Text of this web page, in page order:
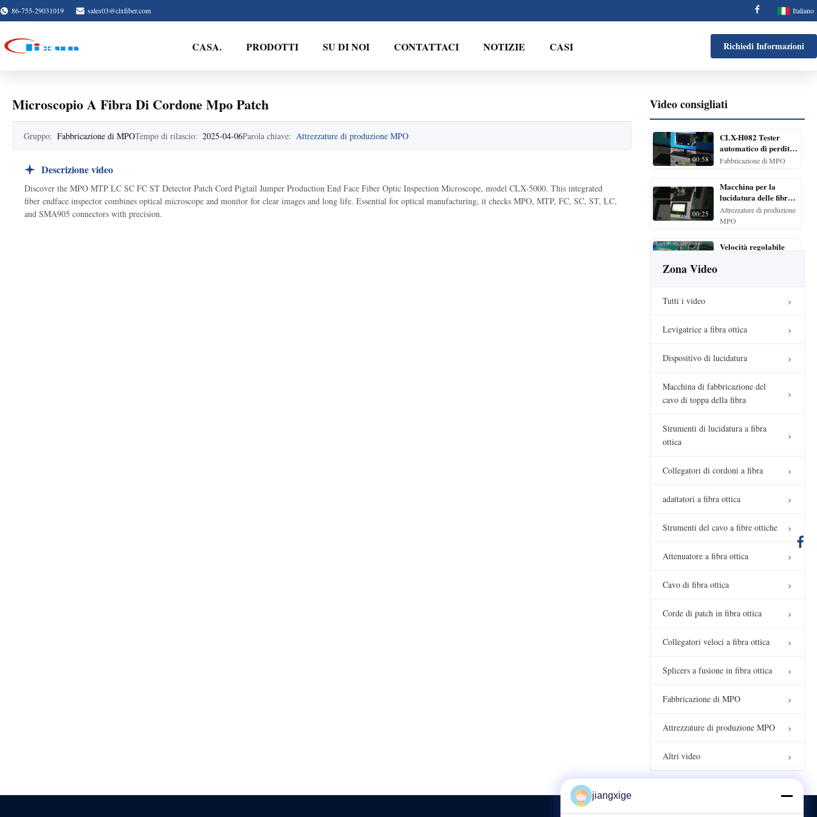
86-755-29031019 sales03@clxfiber.com Italiano
CASA. PRODOTTI SU DI NOI CONTATTACI NOTIZIE CASI Richiedi Informazioni
Microscopio A Fibra Di Cordone Mpo Patch
Gruppo: Fabbricazione di MPOTempo di rilascio: 2025-04-06Parola chiave: Attrezzature di produzione MPO
Descrizione video
Discover the MPO MTP LC SC FC ST Detector Patch Cord Pigtail Jumper Production End Face Fiber Optic Inspection Microscope, model CLX-5000. This integrated
fiber endface inspector combines optical microscope and monitor for clear images and long life. Essential for optical manufacturing, it checks MPO, MTP, FC, SC, ST, LC,
and SMA905 connectors with precision.
Video consigliati
00:58
CLX-H082 Tester
automatico di perdita
di ritorno per
misurazione precisa
della perdita di
ritorno
Fabbricazione di MPO
00:25
Macchina per la
lucidatura delle fibre
del connettore del cavo
ottico MTP MPO
Attrezzature di produzione
MPO
00:40
Velocità regolabile
01:47
del cavo di toppa della
00:11 Altri video
apparecchiature
optoelettroniche Co.,
Drone Invisibile Nera
Fibra Ottica
d'erogazione a resina
dell'epossidico della
della fibra automatica
del puntale
00:28
Coiling Machine per
di fili di patch in fibra
ottica per esterni
Altri video
Stripper termico a
Altri video
Zona Video
Tutti i video
Levigatrice a fibra ottica
Dispositivo di lucidatura
Macchina di fabbricazione del
cavo di toppa della fibra
Strumenti di lucidatura a fibra
ottica
Collegatori di cordoni a fibra
adattatori a fibra ottica
Strumenti del cavo a fibre ottiche
Attenuatore a fibra ottica
Cavo di fibra ottica
Corde di patch in fibra ottica
Collegatori veloci a fibra ottica
Splicers a fusione in fibra ottica
Fabbricazione di MPO
Attrezzature di produzione MPO
Altri video
jiangxige